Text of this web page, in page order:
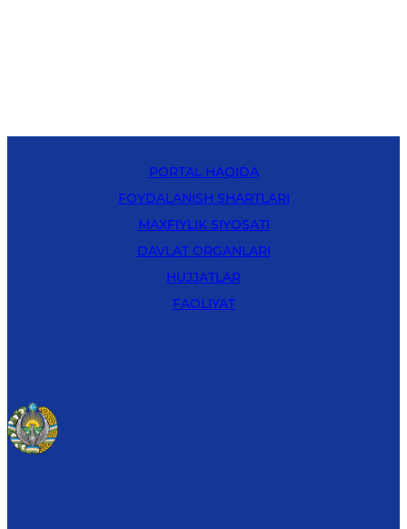
PORTAL HAQIDA
FOYDALANISH SHARTLARI
MAXFIYLIK SIYOSATI
DAVLAT ORGANLARI
HUJJATLAR
FAOLIYAT